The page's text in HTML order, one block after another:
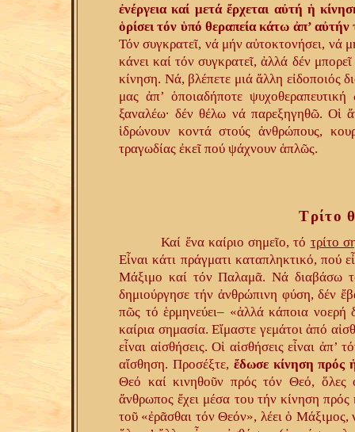
ἐνέργεια καί μετά ἔρχεται αὐτή ἡ
ὁρίσει τόν ὑπό θεραπεία κάτω ἀπ’
Τόν συγκρατεῖ, νά μήν αὐτοκτονήσει, νά
κάνει καί τόν συγκρατεῖ, ἀλλά δέν
κίνηση. Νά, βλέπετε μιά ἄλλη εἰδοποιός
μας ἀπ’ ὁποιαδήποτε ψυχοθεραπευτική
ξαναλέω· δέν θέλω νά παρεξηγηθῶ. Οἱ
ἱδρώνουν κοντά στούς ἀνθρώπους,
τραγωδίας ἐκεῖ πού ψάχνουν ἁπλῶς.
Τρίτο
Καί ἕνα καίριο σημεῖο, τό τρίτο
Εἶναι κάτι πράγματι καταπληκτικό, πού
Μάξιμο καί τόν Παλαμᾶ. Νά διαβάσω
δημιούργησε τήν ἀνθρώπινη φύση, δέν
πῶς τό ἑρμηνεύει– «ἀλλά κάποια
καίρια σημασία. Εἴμαστε γεμάτοι ἀπό
εἶναι αἰσθήσεις. Οἱ αἰσθήσεις εἶναι
αἴσθηση. Προσέξτε, ἔδωσε κίνηση πρός
Θεό καί κινηθοῦν πρός τόν Θεό, ὅλες
ἄνθρωπος ἔχει μέσα του τήν κίνηση
τοῦ «ἐρᾶσθαι τόν Θεόν», λέει ὁ